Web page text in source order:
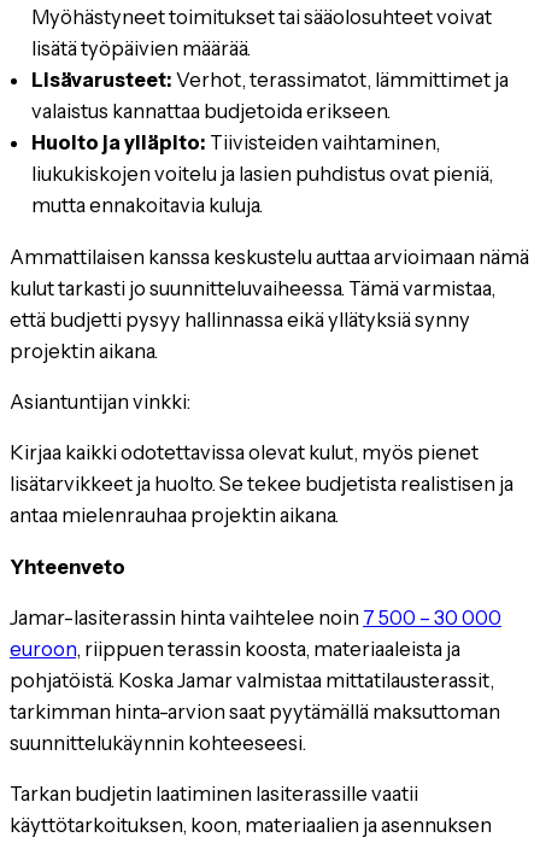
Myöhästyneet toimitukset tai sääolosuhteet voivat
lisätä työpäivien määrää.
Lisävarusteet: Verhot, terassimatot, lämmittimet ja
valaistus kannattaa budjetoida erikseen.
Huolto ja ylläpito: Tiivisteiden vaihtaminen,
liukukiskojen voitelu ja lasien puhdistus ovat pieniä,
mutta ennakoitavia kuluja.
Ammattilaisen kanssa keskustelu auttaa arvioimaan nämä
kulut tarkasti jo suunnitteluvaiheessa. Tämä varmistaa,
että budjetti pysyy hallinnassa eikä yllätyksiä synny
projektin aikana.
Asiantuntijan vinkki:
Kirjaa kaikki odotettavissa olevat kulut, myös pienet
lisätarvikkeet ja huolto. Se tekee budjetista realistisen ja
antaa mielenrauhaa projektin aikana.
Yhteenveto
Jamar-lasiterassin hinta vaihtelee noin 7 500 – 30 000
euroon, riippuen terassin koosta, materiaaleista ja
pohjatöistä. Koska Jamar valmistaa mittatilausterassit,
tarkimman hinta-arvion saat pyytämällä maksuttoman
suunnittelukäynnin kohteeseesi.
Tarkan budjetin laatiminen lasiterassille vaatii
käyttötarkoituksen, koon, materiaalien ja asennuksen